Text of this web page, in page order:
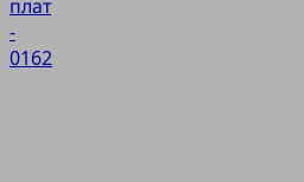
плат
-
0162